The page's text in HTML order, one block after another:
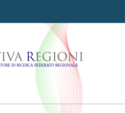
Regioni -